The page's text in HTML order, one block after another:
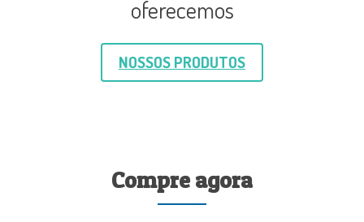
oferecemos
NOSSOS PRODUTOS
Compre agora